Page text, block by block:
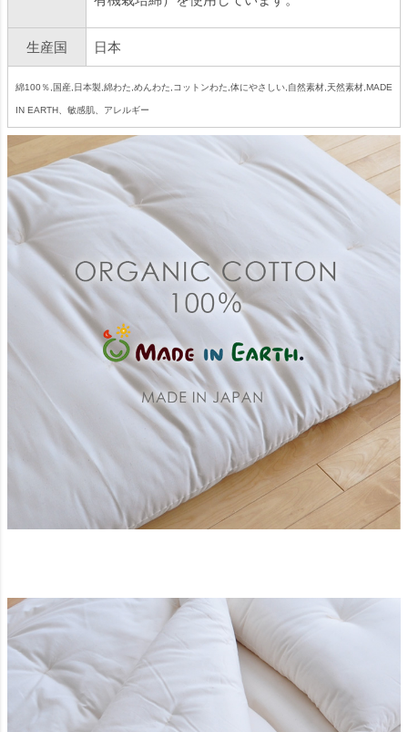
生産国 日本
綿100％,国産,日本製,綿わた,めんわた,コットンわた,体にやさしい,自然素材,天然素材,MADE
IN EARTH、敏感肌、アレルギー